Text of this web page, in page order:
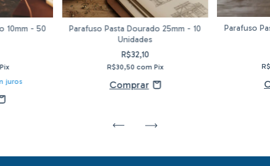
10mm - 50
Pix
juros
Parafuso Pasta Dourado 25mm - 10
Unidades
R$32,10
R$30,50 com Pix
Parafuso